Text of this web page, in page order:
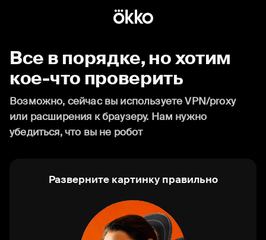
Все в порядке, но хотим
кое-что проверить
Возможно, сейчас вы используете VPN/proxy
или расширения к браузеру. Нам нужно
убедиться, что вы не робот
Разверните картинку правильно